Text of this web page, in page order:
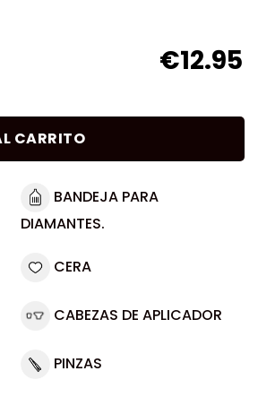
€12.95
CARRITO
BANDEJA PARA
DIAMANTES.
CERA
CABEZAS DE APLICADOR
PINZAS